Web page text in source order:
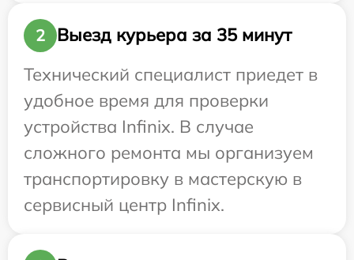
2
Выезд курьера за 35 минут
Технический специалист приедет в
удобное время для проверки
устройства Infinix. В случае
сложного ремонта мы организуем
транспортировку в мастерскую в
сервисный центр Infinix.